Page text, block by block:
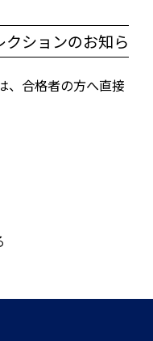
ションのお知ら
、合格者の方へ直接